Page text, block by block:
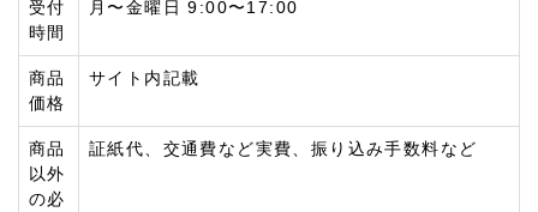
受付
時間
月〜金曜日 9:00〜17:00
商品
価格
サイト内記載
商品
以外
の必
証紙代、交通費など実費、振り込み手数料など